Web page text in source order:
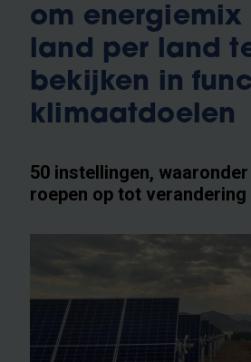
om energiemix
land per land
bekijken in
klimaatdoelen
50 instellingen, waaronder
roepen op tot verandering